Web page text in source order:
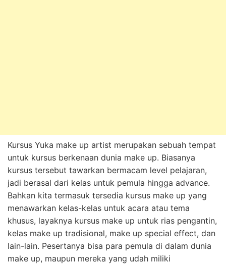
Kursus Yuka make up artist merupakan sebuah tempat
untuk kursus berkenaan dunia make up. Biasanya
kursus tersebut tawarkan bermacam level pelajaran,
jadi berasal dari kelas untuk pemula hingga advance.
Bahkan kita termasuk tersedia kursus make up yang
menawarkan kelas-kelas untuk acara atau tema
khusus, layaknya kursus make up untuk rias pengantin,
kelas make up tradisional, make up special effect, dan
lain-lain. Pesertanya bisa para pemula di dalam dunia
make up, maupun mereka yang udah miliki